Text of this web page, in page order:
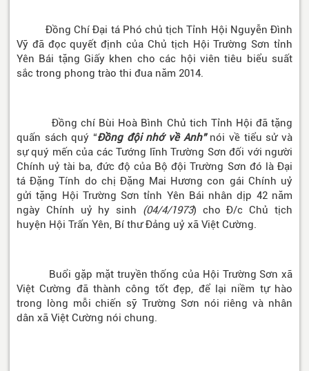
Đồng Chí Đại tá Phó chủ tịch Tỉnh Hội Nguyễn Đình
Vỹ đã đọc quyết định của Chủ tịch Hội Trường Sơn tỉnh
Yên Bái tặng Giấy khen cho các hội viên tiêu biểu suất
sắc trong phong trào thi đua năm 2014.
Đồng chí Bùi Hoà Bình Chủ tich Tỉnh Hội đã tặng
quấn sách quý “Đồng đội nhớ về Anh”nói về tiểu sử và
sự quý mến của các Tướng lĩnh Trường Sơn đối với người
Chính uỷ tài ba, đức độ của Bộ đội Trường Sơn đó là Đại
tá Đặng Tính do chị Đặng Mai Hương con gái Chính uỷ
gửi tặng Hội Trường Sơn tỉnh Yên Bái nhân dịp 42 năm
ngày Chính uỷ hy sinh (04/4/1973) cho Đ/c Chủ tịch
huyện Hội Trấn Yên, Bí thư Đảng uỷ xã Việt Cường.
Buổi gặp mặt truyền thống của Hội Trường Sơn xã
Việt Cường đã thành công tốt đẹp, để lại niềm tự hào
trong lòng mỗi chiến sỹ Trường Sơn nói riêng và nhân
dân xã Việt Cường nói chung.